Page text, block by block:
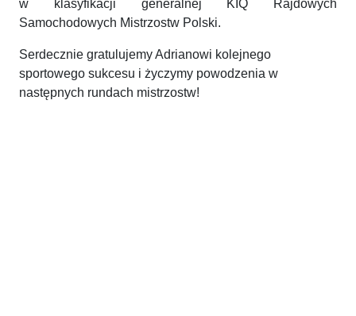
w klasyfikacji generalnej KIQ Rajdowych
Samochodowych Mistrzostw Polski.
Serdecznie gratulujemy Adrianowi kolejnego
sportowego sukcesu i życzymy powodzenia w
następnych rundach mistrzostw!